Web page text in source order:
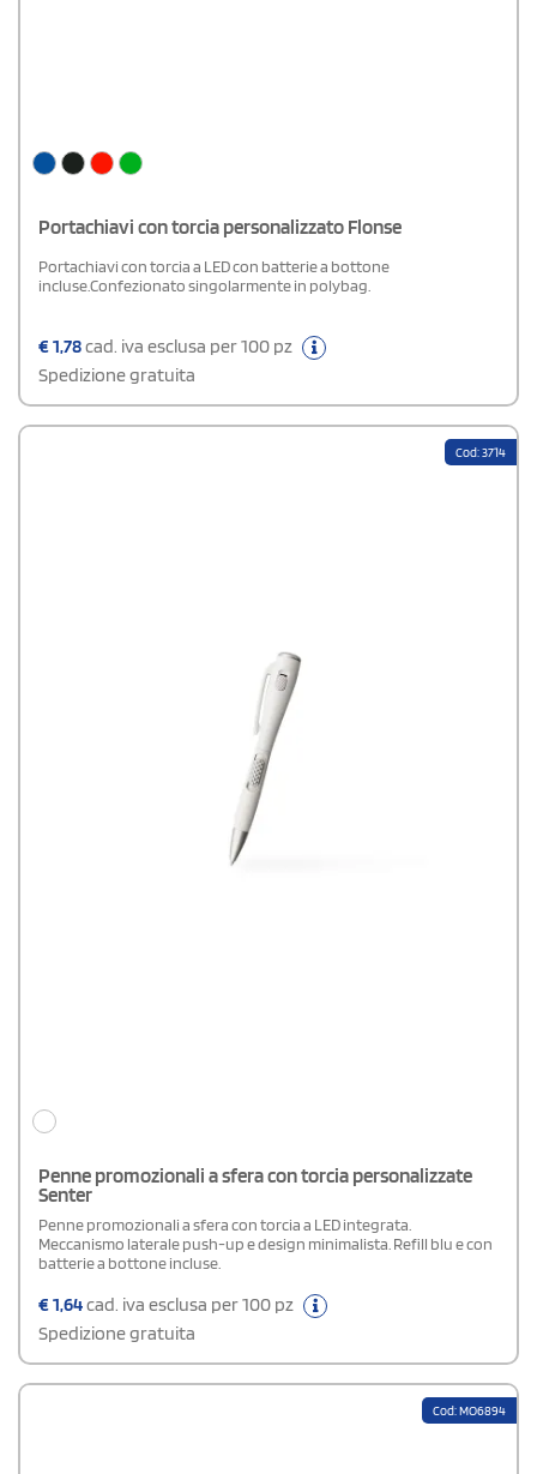
Portachiavi con torcia personalizzato Flonse
Portachiavi con torcia a LED con batterie a bottone
incluse.Confezionato singolarmente in polybag.
€1,78cad. iva esclusa per 100 pz
Spedizione gratuita
Cod: 3714
Penne promozionali a sfera con torcia personalizzate
Senter
Penne promozionali a sfera con torcia a LED integrata.
Meccanismo laterale push-up e design minimalista. Refill blu e con
batterie a bottone incluse.
€1,64cad. iva esclusa per 100 pz
Spedizione gratuita
Cod: MO6894